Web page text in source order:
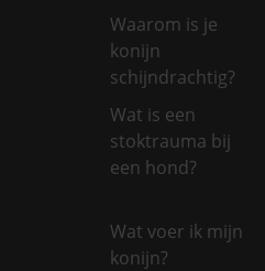
Waarom is je
konijn
schijndrachtig?
Wat is een
stoktrauma bij
een hond?
Wat voer ik mijn
konijn?